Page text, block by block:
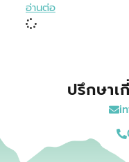
อ่านต่อ
ปรึกษาเ